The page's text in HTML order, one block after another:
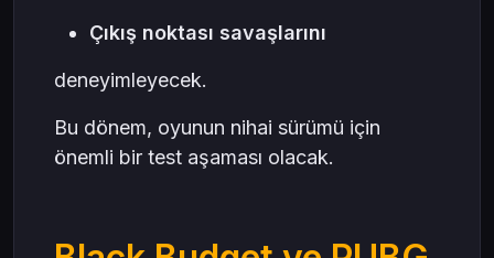
Çıkış noktası savaşlarını
deneyimleyecek.
Bu dönem, oyunun nihai sürümü için
önemli bir test aşaması olacak.